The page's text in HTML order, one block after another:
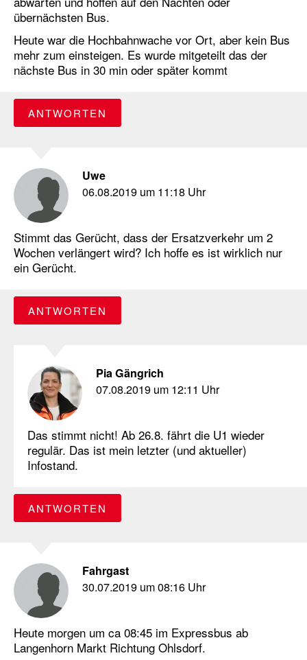
übernächsten Bus.
Heute war die Hochbahnwache vor Ort, aber kein Bus
mehr zum einsteigen. Es wurde mitgeteilt das der
nächste Bus in 30 min oder später kommt
ANTWORTEN
Uwe
06.08.2019 um 11:18 Uhr
Stimmt das Gerücht, dass der Ersatzverkehr um 2
Wochen verlängert wird? Ich hoffe es ist wirklich nur
ein Gerücht.
ANTWORTEN
Pia Gängrich
07.08.2019 um 12:11 Uhr
Das stimmt nicht! Ab 26.8. fährt die U1 wieder
regulär. Das ist mein letzter (und aktueller)
Infostand.
ANTWORTEN
Fahrgast
30.07.2019 um 08:16 Uhr
Heute morgen um ca 08:45 im Expressbus ab
Langenhorn Markt Richtung Ohlsdorf.